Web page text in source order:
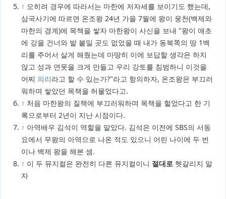
↑ 오히려 경우에 따라서는 마한에 저자세를 보이기도 했는데,
삼국사기에 따르면 온조왕 24년 가을 7월에 왕이 웅천(백제와
마한의 경계)에 목책을 쌓자 마한왕이 사신을 보내 "왕이 애초
에 강을 건너와 발 붙일 곳도 없었을 때 내가 동북쪽의 땅 1백
리를 주어서 살게 해줬는데 마땅히 이에 보답할 생각은 하지
않고 성과 연못을 크게 만들고 우리 강토를 침범하니 이것을
어찌 의리라고 할 수 있는가?"라고 항의하자, 온조왕은 부끄러
워하며 쌓았던 목책을 허물었다고.
↑ 처음 마한왕의 질책에 부끄러워하며 목책을 헐었다고 한 기
록으로부터 2년이 지난 시점이다.
↑ 아역배우 김석이 역할을 맡았다. 김석은 이전에 SBS의 서동
요에서 무왕의 아역으로 나온 적도 있으니 어린 나이에 두 번
이나 백제 왕을 해본 셈.
↑ 이 두 뮤지컬은 완전히 다른 뮤지컬이니 절대로헷갈리지 말
자